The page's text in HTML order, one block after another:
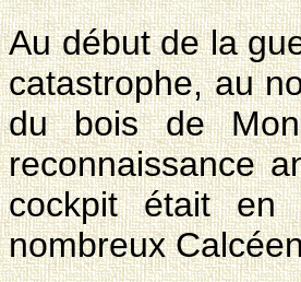
Au début de la
catastrophe, au
du bois de
reconnaissance
cockpit était en
nombreux